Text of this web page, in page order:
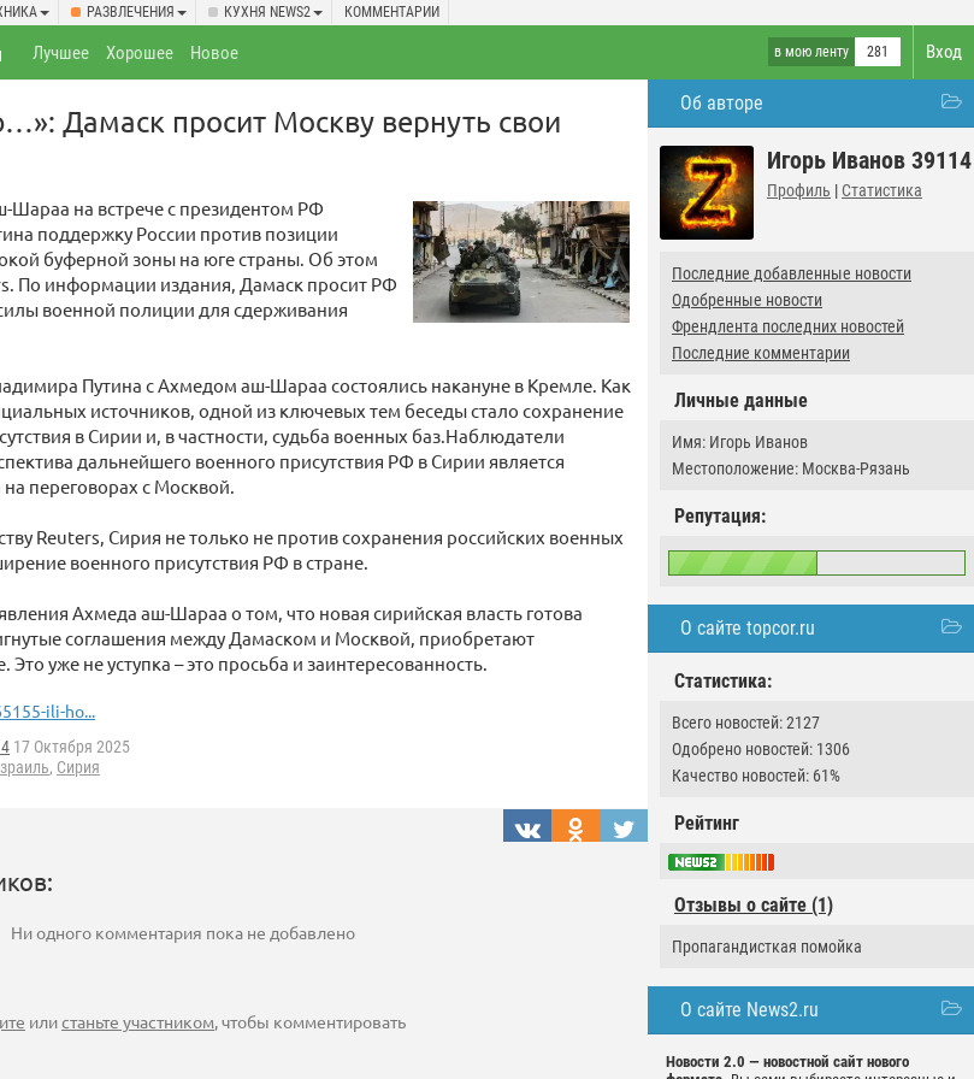
РАЗВЛЕЧЕНИЯ КУХНЯ NEWS2 КОММЕНТАРИИ
Вход
в мою ленту 281
Лучшее Хорошее Новое
Об авторе
Игорь Иванов 39114
Профиль | Статистика
Последние добавленные новости
Одобренные новости
Френдлента последних новостей
Последние комментарии
Личные данные
Имя: Игорь Иванов
Местоположение: Москва-Рязань
Репутация:
О сайте topcor.ru
Статистика:
Всего новостей: 2127
Одобрено новостей: 1306
Качество новостей: 61%
Рейтинг
Отзывы о сайте (1)
Пропагандисткая помойка
О сайте News2.ru
Новости 2.0 — новостной сайт нового
Дамаск просит Москву вернуть свои
Шараа на встрече с президентом РФ
поддержку России против позиции
буферной зоны на юге страны. Об этом
По информации издания, Дамаск просит РФ
военной полиции для сдерживания
Путина с Ахмедом аш-Шараа состоялись накануне в Кремле. Как
источников, одной из ключевых тем беседы стало сохранение
в Сирии и, в частности, судьба военных баз.Наблюдатели
дальнейшего военного присутствия РФ в Сирии является
переговорах с Москвой.
Reuters, Сирия не только не против сохранения российских военных
военного присутствия РФ в стране.
Ахмеда аш-Шараа о том, что новая сирийская власть готова
соглашения между Дамаском и Москвой, приобретают
уже не уступка – это просьба и заинтересованность.
ili-ho...
17 Октября 2025
, Сирия
Ни одного комментария пока не добавлено
илистаньте участником, чтобы комментировать